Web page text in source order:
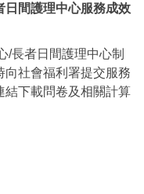
日間護理中心服務成效
/長者日間護理中心制
向社會福利署提交服務
結下載問卷及相關計算